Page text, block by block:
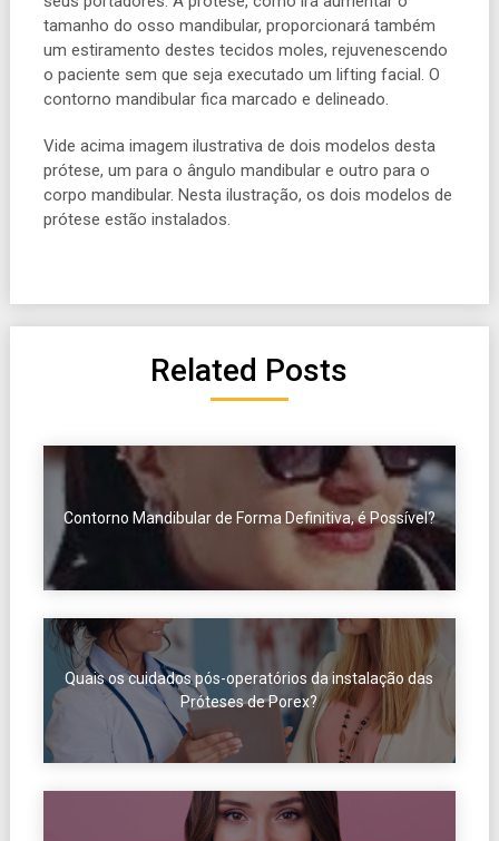
tamanho do osso mandibular, proporcionará também
um estiramento destes tecidos moles, rejuvenescendo
o paciente sem que seja executado um lifting facial. O
contorno mandibular fica marcado e delineado.
Vide acima imagem ilustrativa de dois modelos desta
prótese, um para o ângulo mandibular e outro para o
corpo mandibular. Nesta ilustração, os dois modelos de
prótese estão instalados.
Related Posts
Contorno Mandibular de Forma Definitiva, é Possível?
Quais os cuidados pós-operatórios da instalação das
Próteses de Porex?